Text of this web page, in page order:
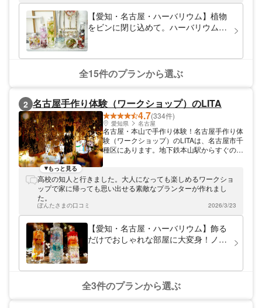
【愛知・名古屋・ハーバリウム】植物
をビンに閉じ込めて。ハーバリウム作
全15件のプランから選ぶ
2 名古屋手作り体験（ワークショップ）のLITA
4.7(334件)
愛知県 名古屋
名古屋・本山で手作り体験！名古屋手作り体
験（ワークショップ）のLITAは、名古屋市千
種区にあります。地下鉄本山駅からすぐの場
分とアクセス便利な立地です。手作りのぬく
もりを感じられる雑貨を販売しています。た
もっと見る
高校の知人と行きました。大人になっても楽しめるワークショ
ップで家に帰っても思い出せる素敵なプランターが作れまし
た。
ぽんたさまの口コミ 2026/3/23
【愛知・名古屋・ハーバリウム】飾る
だけでおしゃれな部屋に大変身！ノー
全3件のプランから選ぶ